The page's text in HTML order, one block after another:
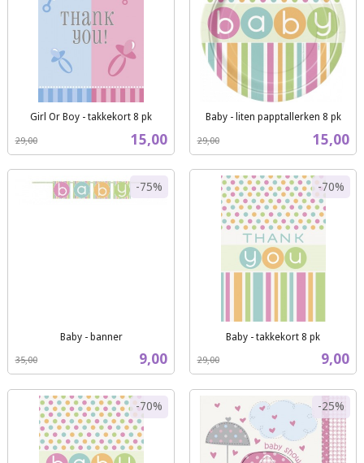
Girl Or Boy - takkekort 8 pk
Tilbud
15,00
29,00
mva.
Baby - liten papptallerken 8 pk
Tilbud
15,00
29,00
mva.
Baby - banner
Tilbud
9,00
35,00
-75%
mva.
Baby - takkekort 8 pk
Tilbud
9,00
29,00
-70%
mva.
-70% -25%